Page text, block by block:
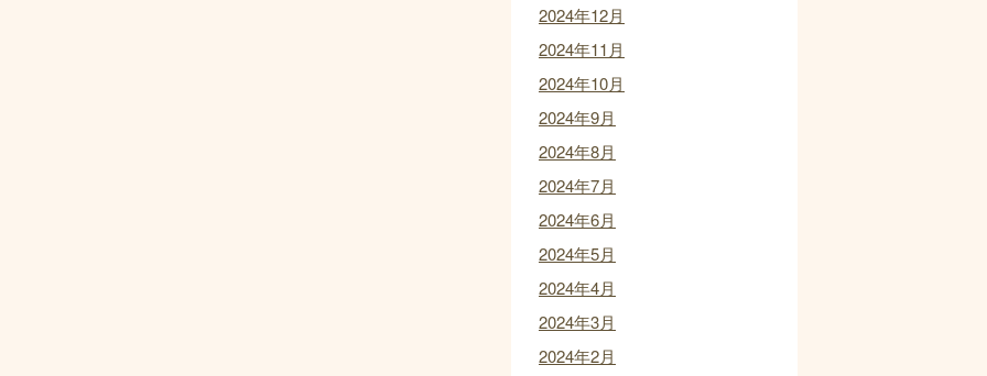
2024年12月
2024年11月
2024年10月
2024年9月
2024年8月
2024年7月
2024年6月
2024年5月
2024年4月
2024年3月
2024年2月